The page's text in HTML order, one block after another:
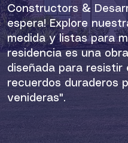
Constructors &
espera! Explore
medida y listas para
residencia es una
diseñada para resistir
recuerdos duraderos
venideras".